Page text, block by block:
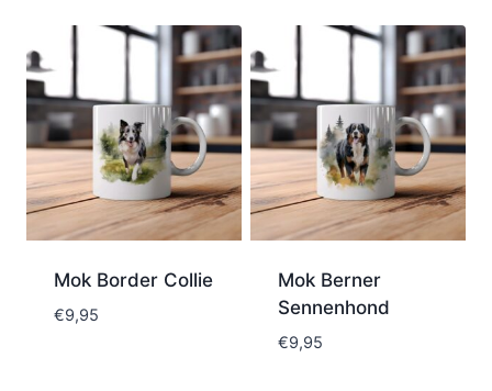
Mok Border Collie
€9,95
Mok Berner
Sennenhond
€9,95